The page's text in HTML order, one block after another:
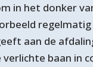
in het donker
aan de
verlichte baan in